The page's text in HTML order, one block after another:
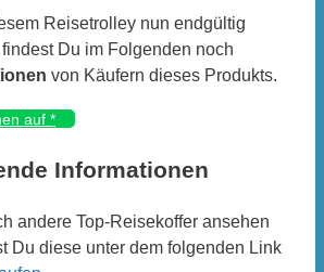
Reisetrolley nun endgültig
Du im Folgenden noch
von Käufern dieses Produkts.
auf *
Informationen
andere Top-Reisekoffer ansehen
Du diese unter dem folgenden Link